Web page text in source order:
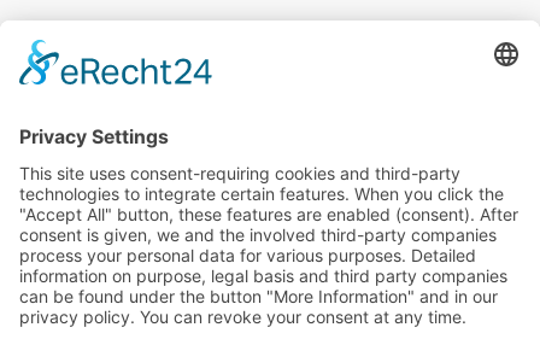
Pie de imprenta| GTC|Protección de datos|Descargo de
responsabilidad